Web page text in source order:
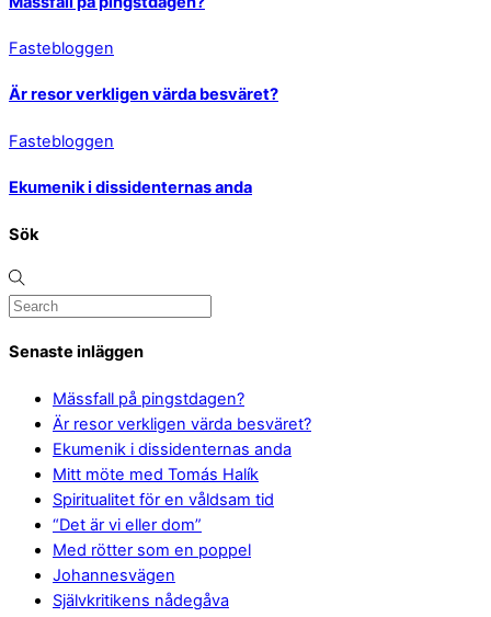
Fastebloggen
Är resor verkligen värda besväret?
Fastebloggen
Ekumenik i dissidenternas anda
Sök
Senaste inläggen
Mässfall på pingstdagen?
Är resor verkligen värda besväret?
Ekumenik i dissidenternas anda
Mitt möte med Tomás Halík
Spiritualitet för en våldsam tid
“Det är vi eller dom”
Med rötter som en poppel
Johannesvägen
Självkritikens nådegåva